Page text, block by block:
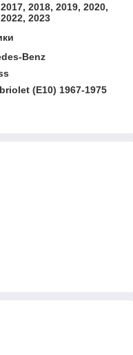
2018, 2019, 2020,
2023
Benz
(E10) 1967-1975